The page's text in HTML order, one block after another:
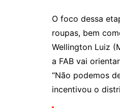
O foco dessa
roupas, bem
Wellington Luiz
a FAB vai
“Não podemos
incentivou o